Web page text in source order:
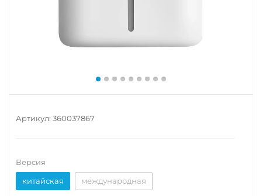
Артикул: 360037867
Версия
китайская
международная